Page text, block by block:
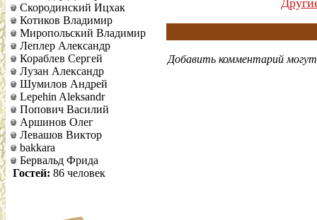
Скородинский Ицхак
Котиков Владимир
Миропольский Владимир
Леплер Александр
Кораблев Сергей
Лузан Александр
Шумилов Андрей
Lepehin Aleksandr
Попович Василий
Аршинов Олег
Левашов Виктор
bakkara
Бервальд Фрида
Гостей: 86 человек
Добавить комментарий